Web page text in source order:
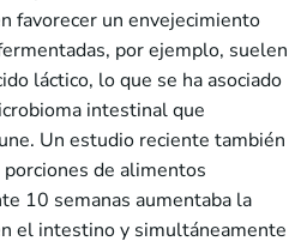
favorecer un envejecimiento
por ejemplo, suelen
láctico, lo que se ha asociado
intestinal que
Un estudio reciente también
de alimentos
10 semanas aumentaba la
el intestino y simultáneamente